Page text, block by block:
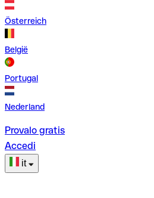
Österreich
België
Portugal
Nederland
Provalo gratis
Accedi
it